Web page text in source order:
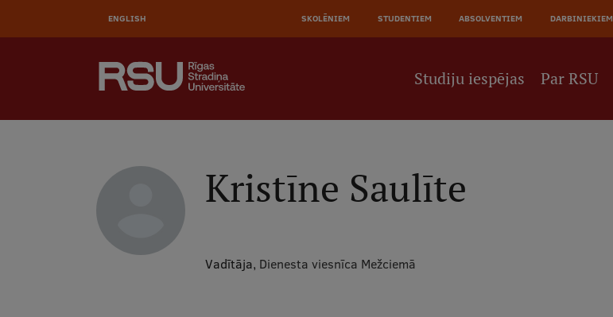
ENGLISH AUGŠĒJĀ
IZVĒLNE
SKOLĒNIEM STUDENTIEM ABSOLVENTIEM DARBINIEKIEM
Studiju iespējas Par RSU
Kristīne Saulīte
Vadītāja, Dienesta viesnīca Mežciemā